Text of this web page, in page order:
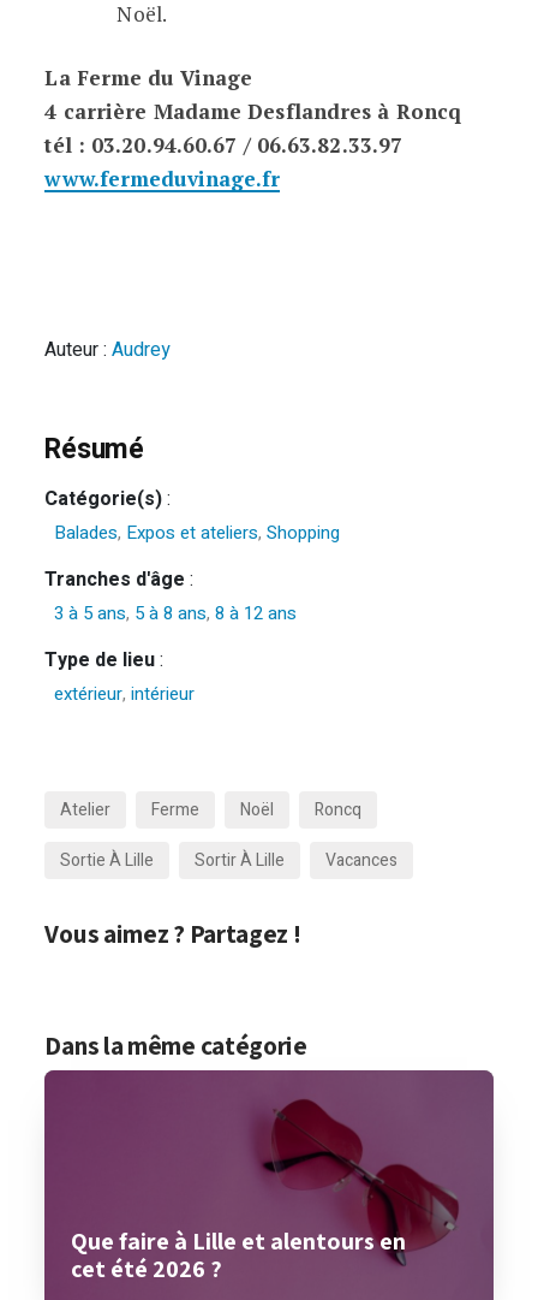
Noël.
La Ferme du Vinage
4 carrière Madame Desflandres à Roncq
tél : 03.20.94.60.67 / 06.63.82.33.97
www.fermeduvinage.fr
Auteur :Audrey
Résumé
Catégorie(s):
Balades, Expos et ateliers,Shopping
Tranches d'âge :
3 à 5 ans, 5 à 8 ans,8 à 12 ans
Type de lieu:
extérieur,intérieur
Atelier Ferme Noël
Roncq
Sortie À Lille
Sortir À Lille Vacances
Vous aimez ? Partagez !
Dans la même catégorie
Que faire à Lille et alentours en
cet été 2026 ?